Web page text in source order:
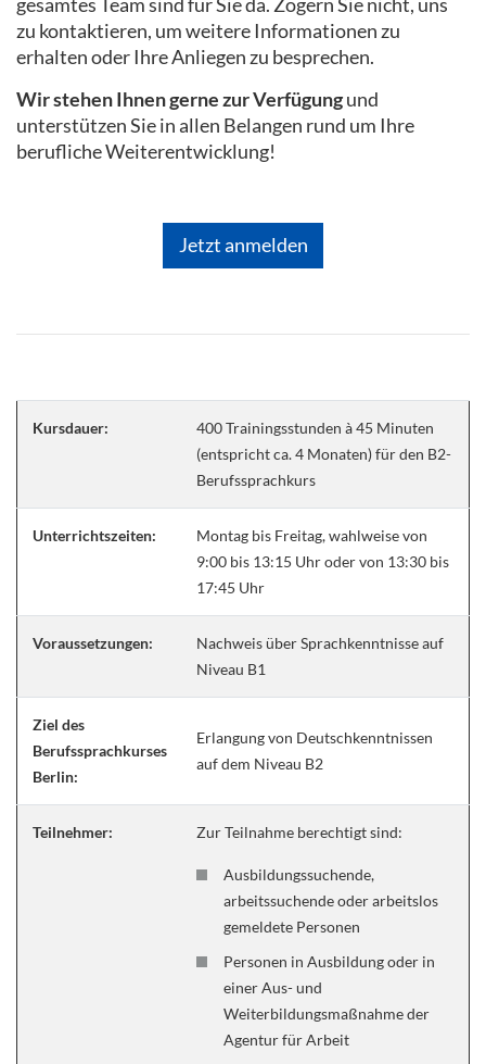
zu kontaktieren, um weitere Informationen zu
erhalten oder Ihre Anliegen zu besprechen.
Wir stehen Ihnen gerne zur Verfügungund
unterstützen Sie in allen Belangen rund um Ihre
berufliche Weiterentwicklung!
Jetzt anmelden
Kursdauer:
400 Trainingsstunden à 45 Minuten
(entspricht ca. 4 Monaten) für den B2-
Berufssprachkurs
Unterrichtszeiten:
Montag bis Freitag, wahlweise von
9:00 bis 13:15 Uhr oder von 13:30 bis
17:45 Uhr
Voraussetzungen:
Nachweis über Sprachkenntnisse auf
Niveau B1
Ziel des
Berufssprachkurses
Berlin:
Erlangung von Deutschkenntnissen
auf dem Niveau B2
Teilnehmer: Zur Teilnahme berechtigt sind:
Ausbildungssuchende,
arbeitssuchende oder arbeitslos
gemeldete Personen
Personen in Ausbildung oder in
einer Aus- und
Weiterbildungsmaßnahme der
Agentur für Arbeit